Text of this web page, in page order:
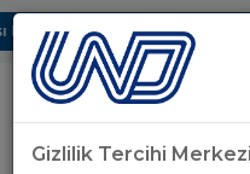
UBAK Bölümü Hakkında
Gizlilik Tercihi Merkezi